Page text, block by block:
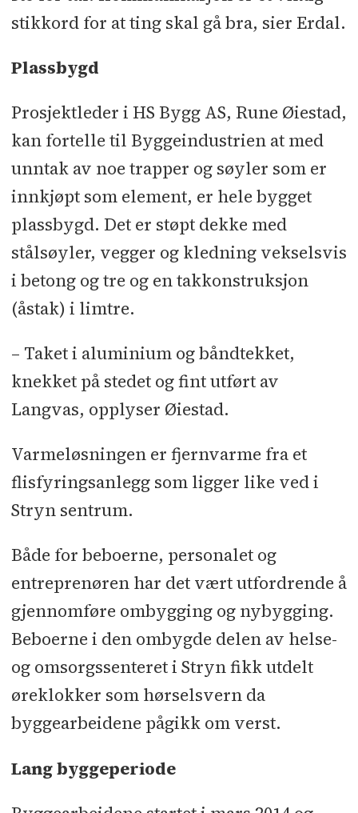
AF Decom l Sengeheis: NHD l
Storkjøkken: Termo Storkjøkken l
Stål og rekkverk: Stryvo l Taktekking
og
radonsperre: Flexi-tak l Vinduer:
Nordvestvinduet
stikkord for at ting skal gå bra, sier Erdal.
Plassbygd
Prosjektleder i HS Bygg AS, Rune Øiestad,
kan fortelle til Byggeindustrien at med
unntak av noe trapper og søyler som er
innkjøpt som element, er hele bygget
plassbygd. Det er støpt dekke med
stålsøyler, vegger og kledning vekselsvis
i betong og tre og en takkonstruksjon
(åstak) i limtre.
– Taket i aluminium og båndtekket,
knekket på stedet og fint utført av
Langvas, opplyser Øiestad.
Varmeløsningen er fjernvarme fra et
flisfyringsanlegg som ligger like ved i
Stryn sentrum.
Både for beboerne, personalet og
entreprenøren har det vært utfordrende å
gjennomføre ombygging og nybygging.
Beboerne i den ombygde delen av helse-
og omsorgssenteret i Stryn fikk utdelt
øreklokker som hørselsvern da
byggearbeidene pågikk om verst.
Lang byggeperiode